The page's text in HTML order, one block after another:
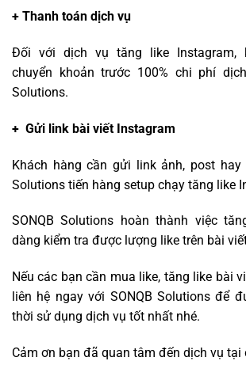
+ Thanh toán dịch vụ
Đối với dịch vụ tăng like Instagram,
chuyển khoản trước 100% chi phí
Solutions.
+ Gửi link bài viết Instagram
Khách hàng cần gửi link ảnh, post hay
Solutions tiến hàng setup chạy tăng like
SONQB Solutions hoàn thành việc
dàng kiểm tra được lượng like trên bài
Nếu các bạn cần mua like, tăng like bài
liên hệ ngay với SONQB Solutions để
thời sử dụng dịch vụ tốt nhất nhé.
Cảm ơn bạn đã quan tâm đến dịch vụ tại